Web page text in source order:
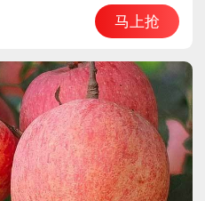
马上抢